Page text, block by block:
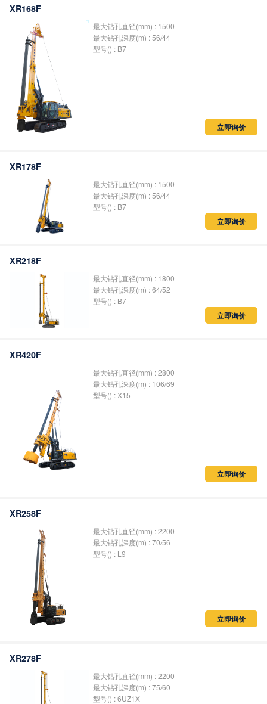
XR168F
最大钻孔直径(mm) : 1500
最大钻孔深度(m) : 56/44
型号() : B7
立即询价
XR178F
最大钻孔直径(mm) : 1500
最大钻孔深度(m) : 56/44
型号() : B7
立即询价
XR218F
最大钻孔直径(mm) : 1800
最大钻孔深度(m) : 64/52
型号() : B7
立即询价
XR420F
最大钻孔直径(mm) : 2800
最大钻孔深度(m) : 106/69
型号() : X15
立即询价
XR258F
最大钻孔直径(mm) : 2200
最大钻孔深度(m) : 70/56
型号() : L9
立即询价
XR278F
最大钻孔直径(mm) : 2200
最大钻孔深度(m) : 75/60
型号() : 6UZ1X